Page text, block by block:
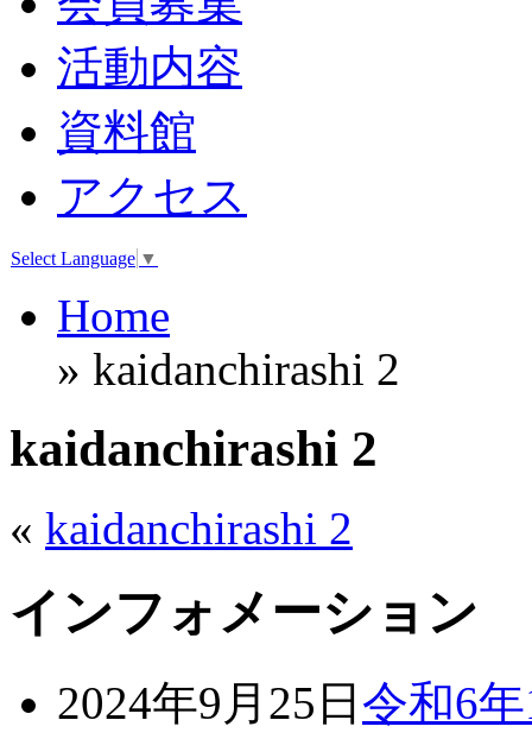
活動内容
資料館
アクセス
Select Language ▼
Home
» kaidanchirashi 2
kaidanchirashi 2
« kaidanchirashi 2
インフォメーション
2024年9月25日 令和6